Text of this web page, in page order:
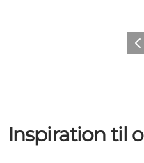
Inspiration til